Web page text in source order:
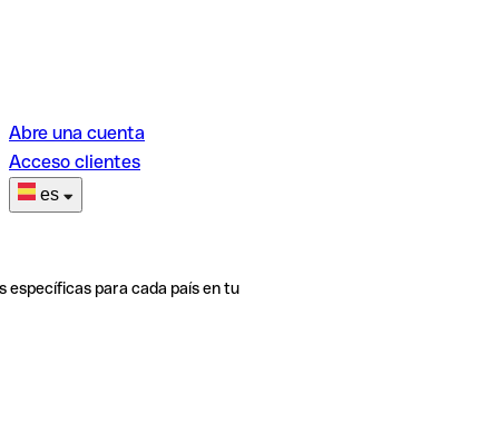
Abre una cuenta
Acceso clientes
es
específicas para cada país en tu